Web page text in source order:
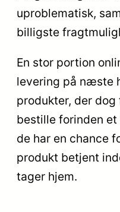
uproblematisk,
billigste
En stor portion
levering på næste
produkter, der
bestille forinden
de har en chance
produkt betjent
tager hjem.